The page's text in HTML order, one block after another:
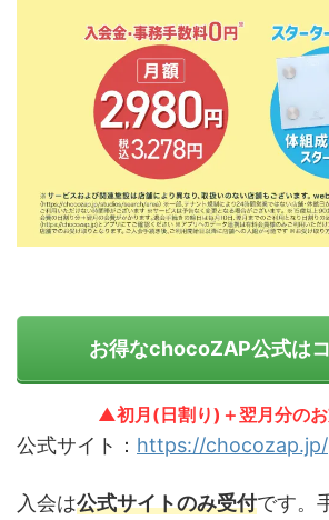
お得なchocoZAP公式は
▲初月(日割り)＋翌月分の
公式サイト： https://chocozap.jp/
入会は公式サイトのみ受付です。